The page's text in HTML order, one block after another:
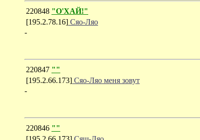
220848 "О'ХАЙ!"
[195.2.78.16] Сяо-Ляо
-
220847 ""
[195.2.66.173] Сяо-Ляо меня зовут
-
220846 ""